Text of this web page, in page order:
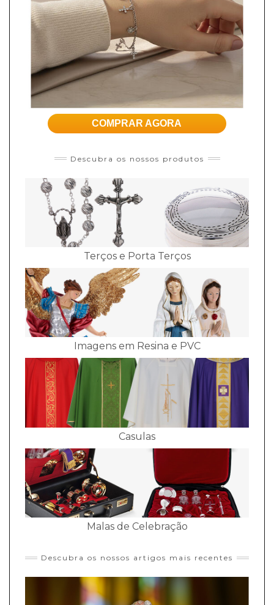
COMPRAR AGORA
Descubra os nossos produtos
Terços e Porta Terços
Imagens em Resina e PVC
Casulas
Malas de Celebração
Descubra os nossos artigos mais recentes